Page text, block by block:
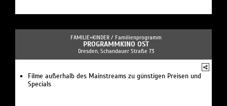
FAMILIE+KINDER / Familienprogramm
PROGRAMMKINO OST
Dresden, Schandauer Straße 73
Filme außerhalb des Mainstreams zu günstigen Preisen und
Specials